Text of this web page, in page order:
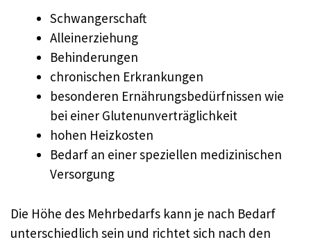
Schwangerschaft
Alleinerziehung
Behinderungen
chronischen Erkrankungen
besonderen Ernährungsbedürfnissen wie
bei einer Glutenunverträglichkeit
hohen Heizkosten
Bedarf an einer speziellen medizinischen
Versorgung
Die Höhe des Mehrbedarfs kann je nach Bedarf
unterschiedlich sein und richtet sich nach den